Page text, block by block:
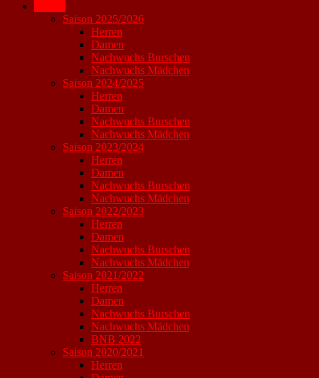
Saison 2025/2026
Herren
Damen
Nachwuchs Burschen
Nachwuchs Mädchen
Saison 2024/2025
Herren
Damen
Nachwuchs Burschen
Nachwuchs Mädchen
Saison 2023/2024
Herren
Damen
Nachwuchs Burschen
Nachwuchs Mädchen
Saison 2022/2023
Herren
Damen
Nachwuchs Burschen
Nachwuchs Mädchen
Saison 2021/2022
Herren
Damen
Nachwuchs Burschen
Nachwuchs Mädchen
BNB 2022
Saison 2020/2021
Herren